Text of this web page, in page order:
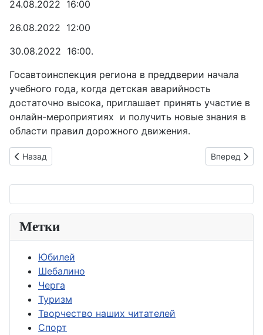
24.08.2022 16:00
26.08.2022 12:00
30.08.2022 16:00.
Госавтоинспекция региона в преддверии начала
учебного года, когда детская аварийность
достаточно высока, приглашает принять участие в
онлайн-мероприятиях и получить новые знания в
области правил дорожного движения.
Предыдущий: В Шебалино налажен выпуск мясной
Назад Следующий:
Вперед
Метки
Юбилей
Шебалино
Черга
Туризм
Творчество наших читателей
Спорт